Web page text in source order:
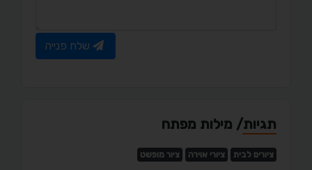
שלח פנייה
תגיות/ מילות מפתח
ציורים לבית ציורי אוירה ציור מופשט